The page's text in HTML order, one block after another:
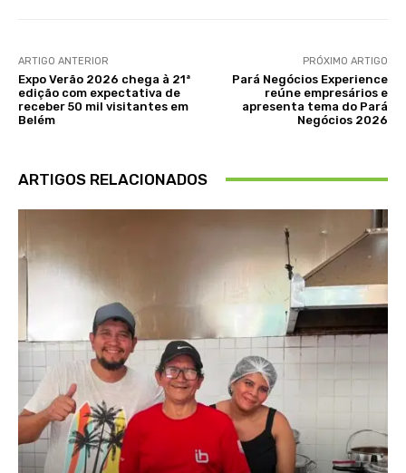
ARTIGO ANTERIOR
Expo Verão 2026 chega à 21ª
edição com expectativa de
receber 50 mil visitantes em
Belém
PRÓXIMO ARTIGO
Pará Negócios Experience
reúne empresários e
apresenta tema do Pará
Negócios 2026
ARTIGOS RELACIONADOS